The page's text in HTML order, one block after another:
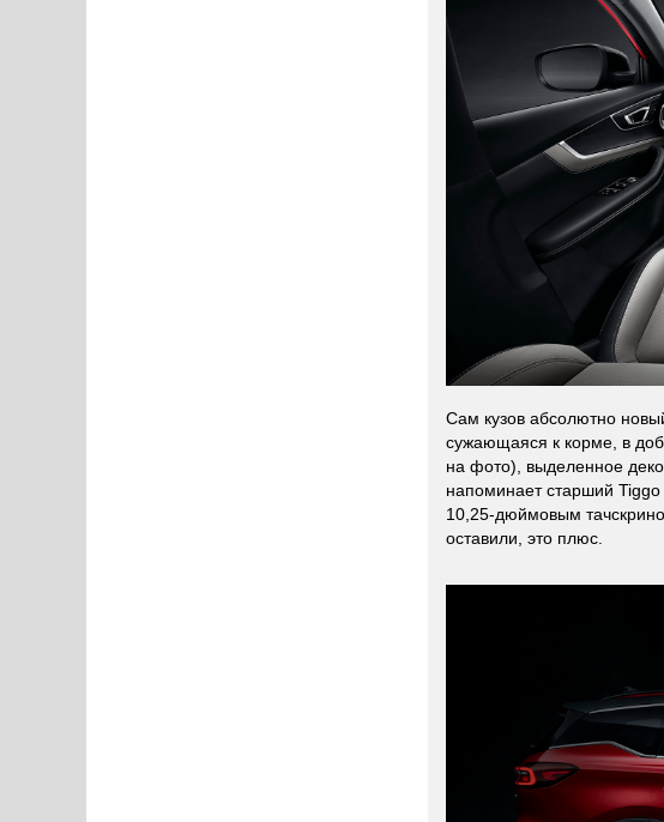
Сам кузов абсолютно
сужающаяся к корме, в
на фото), выделенное
напоминает старший
10,25-дюймовым
оставили, это плюс.